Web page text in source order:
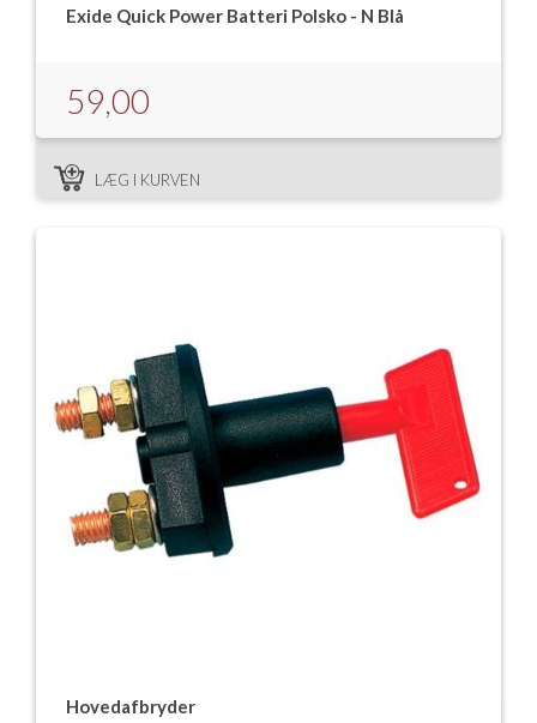
Exide Quick Power Batteri Polsko - N Blå
59,00
LÆG I KURVEN
Hovedafbryder